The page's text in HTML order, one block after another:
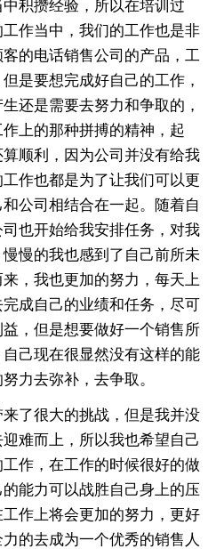
积攒经验，所以在培训过
作当中，我们的工作也是非
的电话销售公司的产品，工
是要想完成好自己的工作，
还是需要去努力和争取的，
上的那种拼搏的精神，起
顺利，因为公司并没有给我
作也都是为了让我们可以更
公司相结合在一起。随着自
也开始给我安排任务，对我
慢的我也感到了自己前所未
，我也更加的努力，每天上
成自己的业绩和任务，尽可
，但是想要做好一个销售所
己现在很显然没有这样的能
力去弥补，去争取。
了很大的挑战，但是我并没
难而上，所以我也希望自己
作，在工作的时候很好的做
能力可以战胜自己身上的压
作上将会更加的努力，更好
的去成为一个优秀的销售人